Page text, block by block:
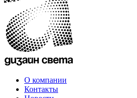
О компании
Контакты